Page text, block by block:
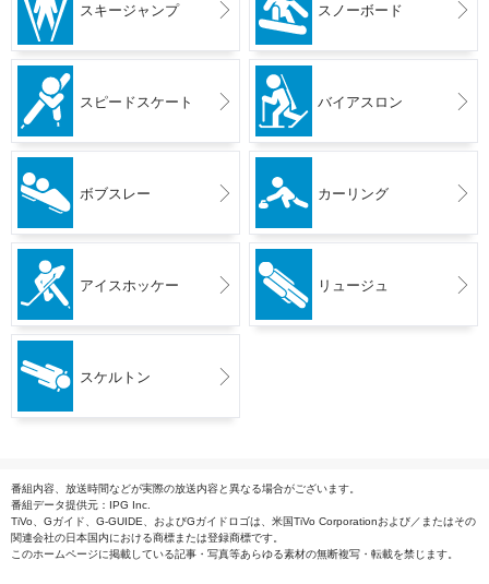
スキージャンプ スノーボード
スピードスケート バイアスロン
ボブスレー カーリング
アイスホッケー リュージュ
スケルトン
番組内容、放送時間などが実際の放送内容と異なる場合がございます。
番組データ提供元：IPG Inc.
TiVo、Gガイド、G-GUIDE、およびGガイドロゴは、米国TiVo Corporationおよび／またはその
関連会社の日本国内における商標または登録商標です。
このホームページに掲載している記事・写真等あらゆる素材の無断複写・転載を禁じます。